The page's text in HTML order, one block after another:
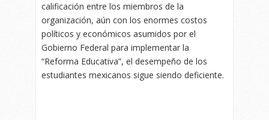
calificación entre los miembros de la
organización, aún con los enormes costos
políticos y económicos asumidos por el
Gobierno Federal para implementar la
“Reforma Educativa”, el desempeño de los
estudiantes mexicanos sigue siendo deficiente.